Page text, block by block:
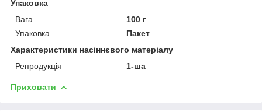
Упаковка
Вага
100 г
Упаковка
Пакет
Характеристики насіннєвого матеріалу
Репродукція
1-ша
Приховати